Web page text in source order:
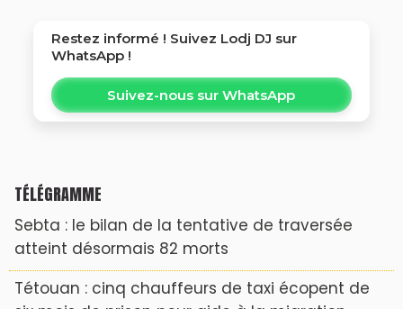
Restez informé ! Suivez Lodj DJ sur
WhatsApp !
Suivez-nous sur WhatsApp
TÉLÉGRAMME
Sebta : le bilan de la tentative de traversée
atteint désormais 82 morts
Tétouan : cinq chauffeurs de taxi écopent de